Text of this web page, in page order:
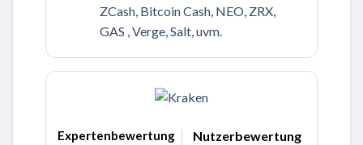
ZCash, Bitcoin Cash, NEO, ZRX,
GAS , Verge, Salt, uvm.
Zu Kraken
Expertenbewertung Nutzerbewertung